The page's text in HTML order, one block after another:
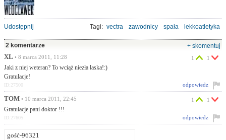
Udostępnij Tagi: vectra zawodnicy spała lekkoatletyka
2 komentarze
+ skomentuj
XL • 8 marca 2011, 11:28
Jaki z niej weteran? To wciąż niezła laska!:)
Gratulacje!
1 1
odpowiedz
ID:27500
TOM • 10 marca 2011, 22:45
Gratulacje pani doktor !!!
1 1
odpowiedz
ID:27605